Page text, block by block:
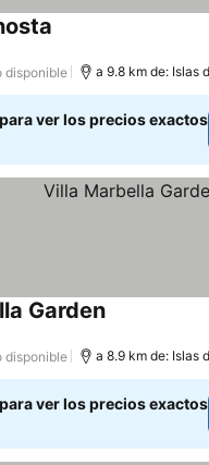
disponible
ver los precios exactos
Garden
disponible
ver los precios exactos